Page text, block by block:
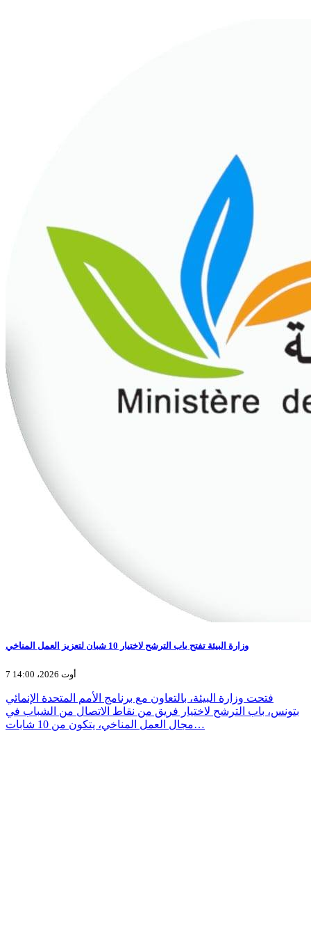
وزارة البيئة تفتح باب الترشح لاختيار 10 شبان لتعزيز العمل المناخي
7 أوت 2026، 14:00
فتحت وزارة البيئة، بالتعاون مع برنامج الأمم المتحدة الإنمائي
بتونس، باب الترشح لاختيار فريق من نقاط الاتصال من الشباب في
مجال العمل المناخي، يتكون من 10 شابات…